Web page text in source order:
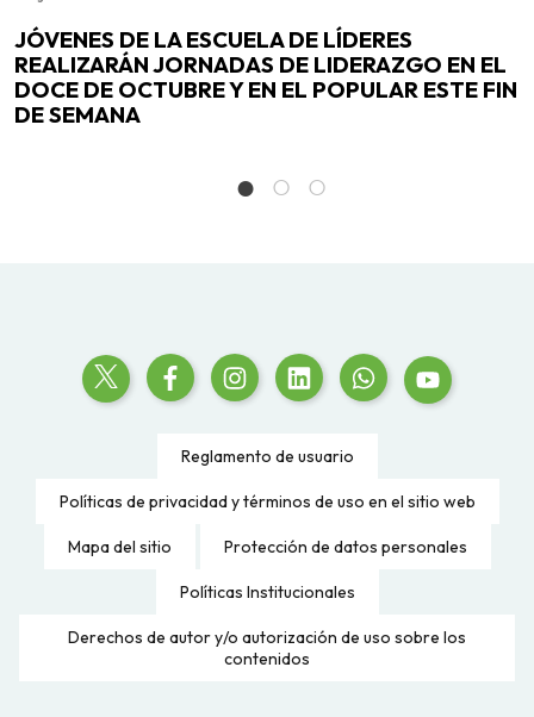
JÓVENES DE LA ESCUELA DE LÍDERES
REALIZARÁN JORNADAS DE LIDERAZGO EN EL
DOCE DE OCTUBRE Y EN EL POPULAR ESTE FIN
DE SEMANA
Reglamento de usuario
Políticas de privacidad y términos de uso en el sitio web
Mapa del sitio Protección de datos personales
Políticas Institucionales
Derechos de autor y/o autorización de uso sobre los
contenidos